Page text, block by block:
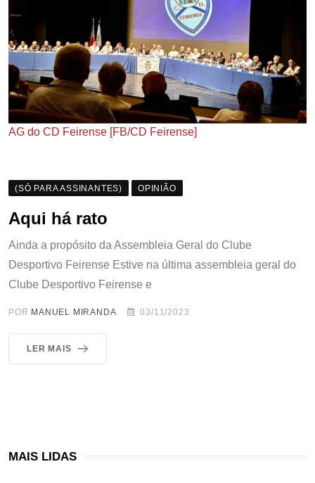
AG do CD Feirense [FB/CD Feirense]
(SÓ PARA ASSINANTES) OPINIÃO
Aqui há rato
Ainda a propósito da Assembleia Geral do Clube
Desportivo Feirense Estive na última assembleia geral do
Clube Desportivo Feirense e
POR MANUEL MIRANDA 03/11/2023
LER MAIS
MAIS LIDAS